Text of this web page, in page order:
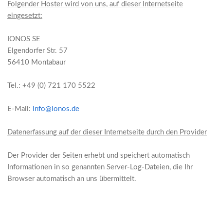
Folgender Hoster wird von uns, auf dieser Internetseite
eingesetzt:
IONOS SE
Elgendorfer Str. 57
56410 Montabaur
Tel.: +49 (0) 721 170 5522
E-Mail: info@ionos.de
Datenerfassung auf der dieser Internetseite durch den Provider
Der Provider der Seiten erhebt und speichert automatisch
Informationen in so genannten Server-Log-Dateien, die Ihr
Browser automatisch an uns übermittelt.